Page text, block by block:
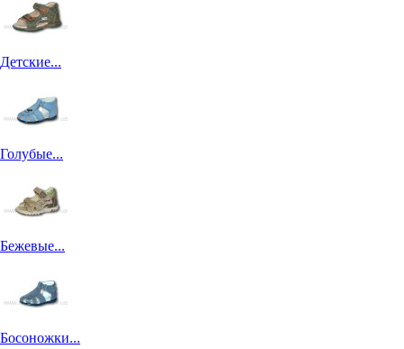
Детские...
Голубые...
Бежевые...
Босоножки...